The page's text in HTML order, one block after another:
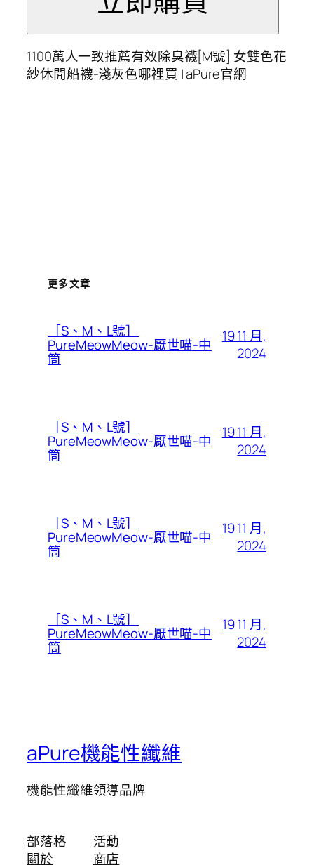
1100萬人一致推薦有效除臭襪[M號] 女雙色花
紗休閒船襪-淺灰色哪裡買 | aPure官網
更多文章
［S、M、L號］
PureMeowMeow-厭世喵-中
筒
19 11 月,
2024
［S、M、L號］
PureMeowMeow-厭世喵-中
筒
19 11 月,
2024
［S、M、L號］
PureMeowMeow-厭世喵-中
筒
19 11 月,
2024
［S、M、L號］
PureMeowMeow-厭世喵-中
筒
19 11 月,
2024
aPure機能性纖維
機能性纖維領導品牌
部落格
關於
活動
商店